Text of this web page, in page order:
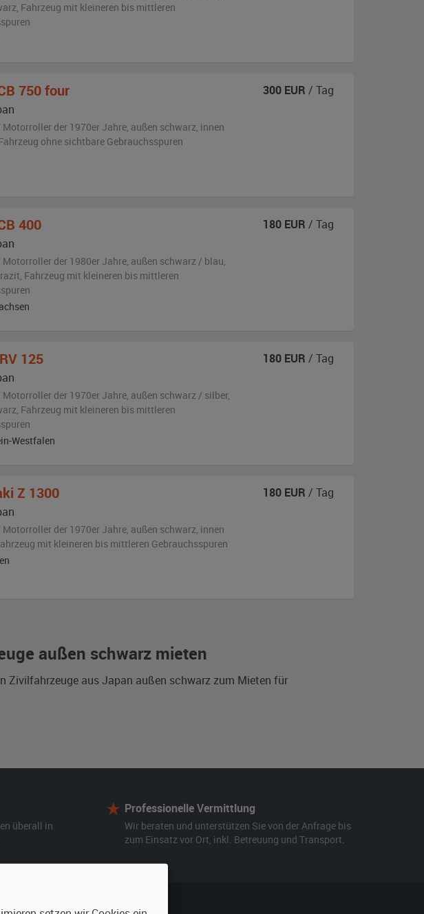
außen schwarz mieten
Zivilfahrzeuge aus Japan außen schwarz zum Mieten für
, Fahrzeug mit kleineren bis mittleren
750 four
der 1970er Jahre, außen schwarz, innen
ohne sichtbare Gebrauchsspuren
300 EUR / Tag
400
der 1980er Jahre, außen schwarz / blau,
, Fahrzeug mit kleineren bis mittleren
180 EUR / Tag
RV 125
der 1970er Jahre, außen schwarz / silber,
, Fahrzeug mit kleineren bis mittleren
Westfalen
180 EUR / Tag
Z 1300
der 1970er Jahre, außen schwarz, innen
mit kleineren bis mittleren Gebrauchsspuren
180 EUR / Tag
überall in
Professionelle Vermittlung
Wir beraten und unterstützen Sie von der Anfrage bis
zum Einsatz vor Ort, inkl. Betreuung und Transport.